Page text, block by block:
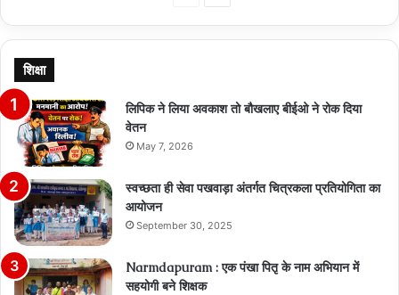
शिक्षा
लिपिक ने लिया अवकाश तो बौखलाए बीईओ ने रोक दिया
वेतन
May 7, 2026
स्वच्छता ही सेवा पखवाड़ा अंतर्गत चित्रकला प्रतियोगिता का
आयोजन
September 30, 2025
Narmdapuram : एक पंखा पितृ के नाम अभियान में
सहयोगी बने शिक्षक